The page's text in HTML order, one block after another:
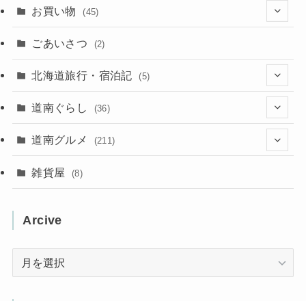
(2)
(16)
(31)
(137)
(78)
(16)
(3)
(4)
(2)
(1)
お買い物 (45)
(10)
(2)
(2)
(11)
ごあいさつ (2)
北海道旅行・宿泊記 (5)
(5)
道南ぐらし (36)
(13)
(10)
道南グルメ (211)
雑貨屋 (8)
Arcive
Arcive